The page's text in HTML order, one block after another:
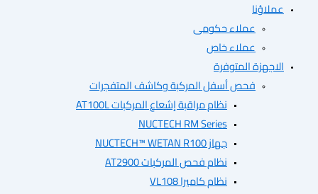
عملاء حكومى
عملاء خاص
المتوفرة
فحص أسفل المركبة وكاشف المتفجرات
نظام مراقبة إشعاع المركبات AT100L
NUCTECH RM Series
نظام فحص المركبات AT2900
نظام كاميرا VL108